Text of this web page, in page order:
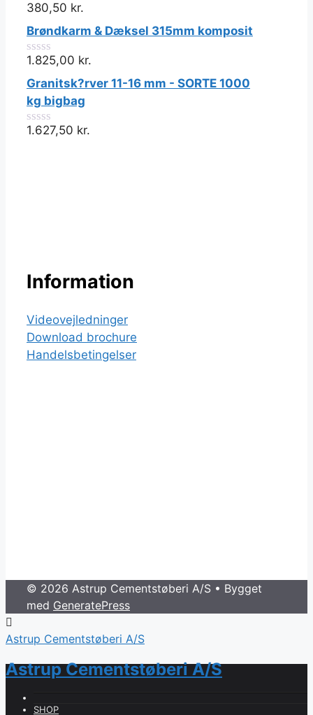
0
ud
af
5
380,50 kr.
Brøndkarm & Dæksel 315mm komposit
0
ud
af
5
1.825,00 kr.
Granitsk?rver 11-16 mm - SORTE 1000
kg bigbag
0
1.627,50 kr.
Information
Videovejledninger
Download brochure
Handelsbetingelser
© 2026 Astrup Cementstøberi A/S • Bygget
med GeneratePress
Astrup Cementstøberi A/S
Astrup Cementstøberi A/S
SHOP